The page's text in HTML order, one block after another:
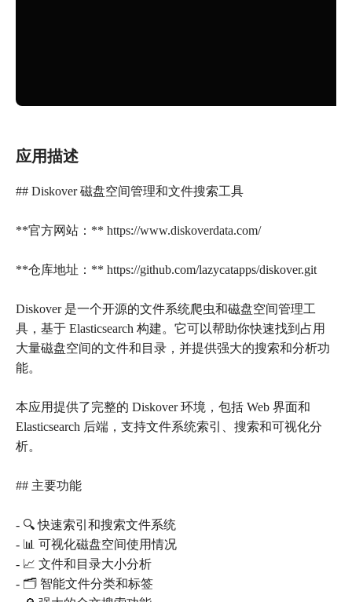
应用描述
## Diskover 磁盘空间管理和文件搜索工具
**官方网站：** https://www.diskoverdata.com/
**仓库地址：** https://github.com/lazycatapps/diskover.git
Diskover 是一个开源的文件系统爬虫和磁盘空间管理工
具，基于 Elasticsearch 构建。它可以帮助你快速找到占用
大量磁盘空间的文件和目录，并提供强大的搜索和分析功
能。
本应用提供了完整的 Diskover 环境，包括 Web 界面和
Elasticsearch 后端，支持文件系统索引、搜索和可视化分
析。
## 主要功能
- 🔍 快速索引和搜索文件系统
- 📊 可视化磁盘空间使用情况
- 📈 文件和目录大小分析
- 🗂️ 智能文件分类和标签